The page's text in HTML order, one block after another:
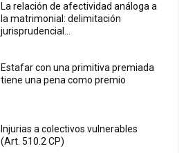
La relación de afectividad análoga a
la matrimonial: delimitación
jurisprudencial...
Estafar con una primitiva premiada
tiene una pena como premio
Injurias a colectivos vulnerables
(Art. 510.2 CP)